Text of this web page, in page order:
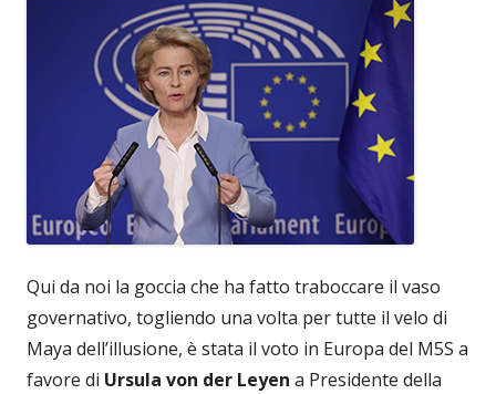
Qui da noi la goccia che ha fatto traboccare il vaso
governativo, togliendo una volta per tutte il velo di
Maya dell’illusione, è stata il voto in Europa del M5S a
favore di Ursula von der Leyen a Presidente della